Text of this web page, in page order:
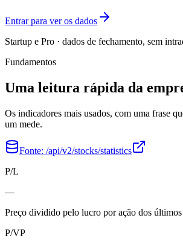
Entrar para ver os dados
Startup e Pro · dados de fechamento, sem
Fundamentos
Uma leitura rápida da
Os indicadores mais usados, com uma frase
um mede.
Fonte: /api/v2/stocks/statistics
P/L
—
Preço dividido pelo lucro por ação dos últimos
P/VP